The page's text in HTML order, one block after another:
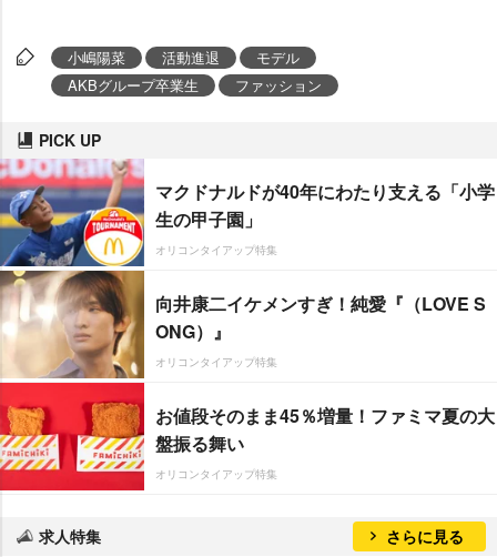
小嶋陽菜 活動進退
モデル
AKBグループ卒業生
ファッション
PICK UP
マクドナルドが40年にわたり支える「小学
生の甲子園」
オリコンタイアップ特集
向井康二イケメンすぎ！純愛『（LOVE S
ONG）』
オリコンタイアップ特集
お値段そのまま45％増量！ファミマ夏の大
盤振る舞い
オリコンタイアップ特集
求人特集 さらに見る